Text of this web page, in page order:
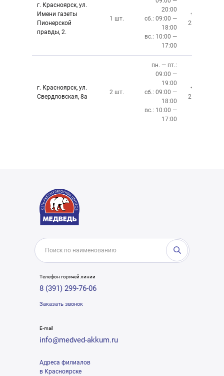
г. Красноярск, ул.
Имени газеты
Пионерской
правды, 2.
1 шт.
20:00
сб.: 09:00 —
18:00
вс.: 10:00 —
17:00
+7 (391)
237-34-34
г. Красноярск, ул.
Свердловская, 8а
2 шт.
пн. — пт.:
09:00 —
19:00
сб.: 09:00 —
18:00
вс.: 10:00 —
17:00
+7 (391)
219-27-50
Телефон горячей линии
8 (391) 299-76-06
Заказать звонок
E-mail
info@medved-akkum.ru
Адреса филиалов
в Красноярске